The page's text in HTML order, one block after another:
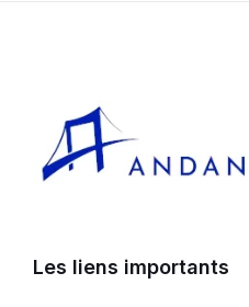
Les liens importants